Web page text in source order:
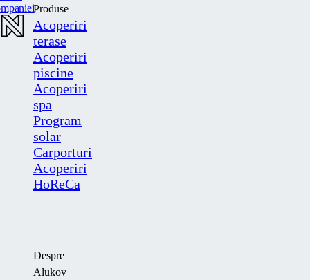
Produse
Acoperiri
terase
Acoperiri
piscine
Acoperiri
spa
Program
solar
Carporturi
Acoperiri
HoReCa
Despre
Alukov